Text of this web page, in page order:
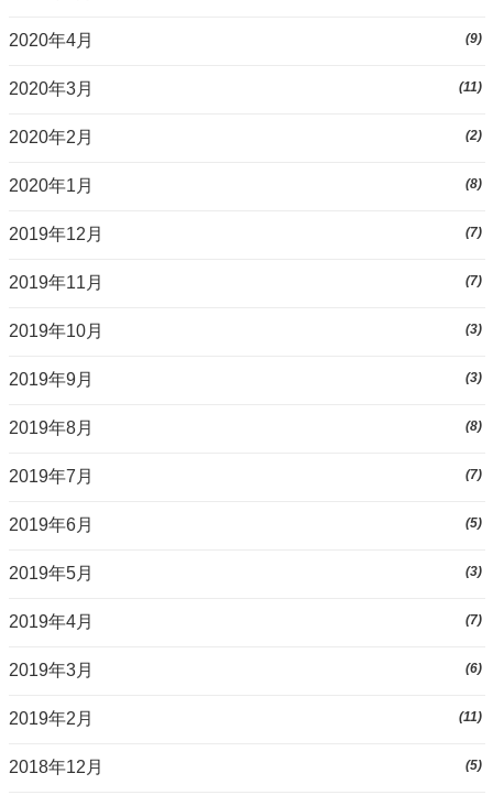
2020年4月 (9)
2020年3月 (11)
2020年2月 (2)
2020年1月 (8)
2019年12月 (7)
2019年11月 (7)
2019年10月 (3)
2019年9月 (3)
2019年8月 (8)
2019年7月 (7)
2019年6月 (5)
2019年5月 (3)
2019年4月 (7)
2019年3月 (6)
2019年2月 (11)
2018年12月 (5)